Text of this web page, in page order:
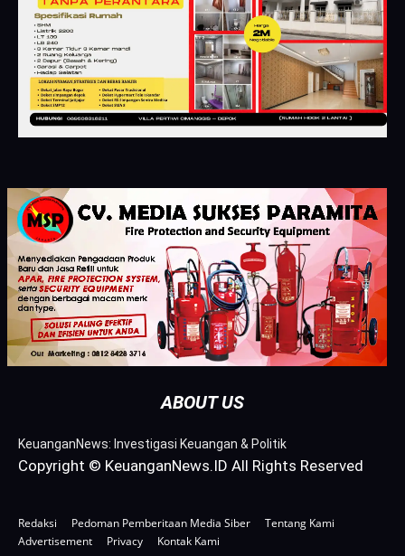
ABOUT US
KeuanganNews: Investigasi Keuangan & Politik
Copyright © KeuanganNews.ID All Rights Reserved
Redaksi Pedoman Pemberitaan Media Siber
Tentang Kami
Advertisement
Privacy Kontak Kami